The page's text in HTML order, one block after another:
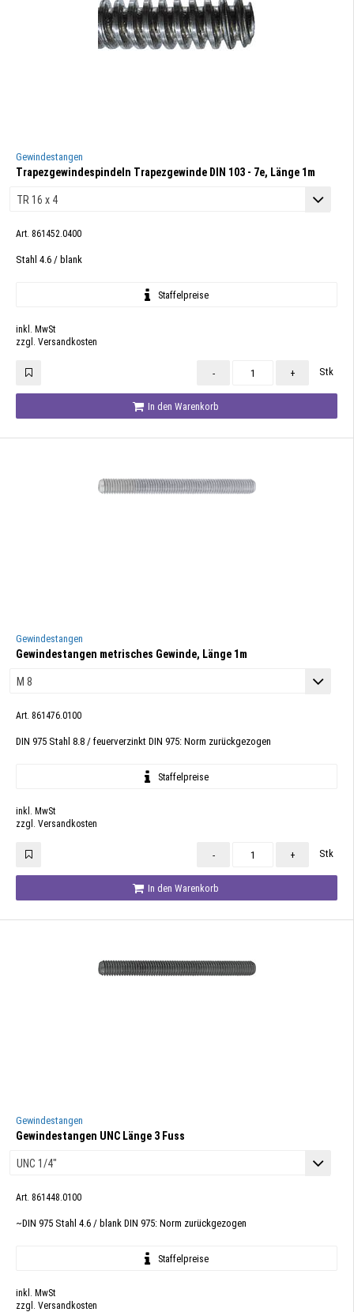
Gewindestangen
Trapezgewindespindeln Trapezgewinde DIN 103 - 7e, Länge 1m
Art. 861452.0400
Stahl 4.6 / blank
Staffelpreise
inkl. MwSt
zzgl. Versandkosten
- + Stk
In den Warenkorb
Gewindestangen
Gewindestangen metrisches Gewinde, Länge 1m
Art. 861476.0100
DIN 975 Stahl 8.8 / feuerverzinkt DIN 975: Norm zurückgezogen
Staffelpreise
inkl. MwSt
zzgl. Versandkosten
- + Stk
In den Warenkorb
Gewindestangen
Gewindestangen UNC Länge 3 Fuss
Art. 861448.0100
~DIN 975 Stahl 4.6 / blank DIN 975: Norm zurückgezogen
Staffelpreise
inkl. MwSt
zzgl. Versandkosten